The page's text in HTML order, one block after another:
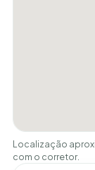
Localização
com o corretor.